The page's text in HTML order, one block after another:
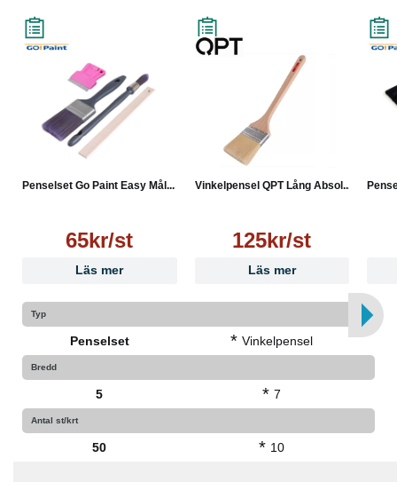
Penselset Go Paint Easy Mål...
65kr/st
Läs mer
Vinkelpensel QPT Lång Absol...
125kr/st
Läs mer
Typ
Penselset * Vinkelpensel
Bredd
5 * 7
Antal st/krt
50 * 10